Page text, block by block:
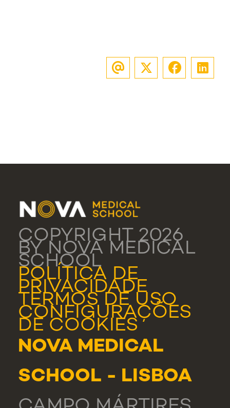
COPYRIGHT 2026
BY NOVA MEDICAL
SCHOOL
POLÍTICA DE
PRIVACIDADE
TERMOS DE USO
CONFIGURAÇÕES
DE COOKIES
NOVA MEDICAL
SCHOOL - LISBOA